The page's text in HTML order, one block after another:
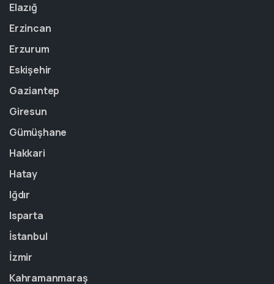
Elazığ
Erzincan
Erzurum
Eskişehir
Gaziantep
Giresun
Gümüşhane
Hakkari
Hatay
Iğdır
Isparta
İstanbul
İzmir
Kahramanmaraş